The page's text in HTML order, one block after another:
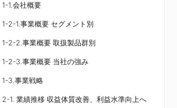
1-1.会社概要
1-2-1.事業概要 セグメント別
1-2-2.事業概要 取扱製品群別
1-2-3.事業概要 当社の強み
1-3.事業戦略
2-1. 業績推移 収益体質改善、利益水準向上へ